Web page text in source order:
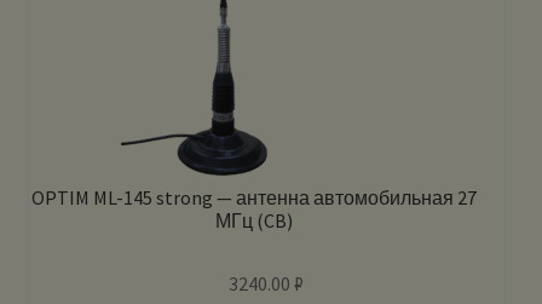
OPTIM ML-145 strong — антенна автомобильная 27
МГц (CB)
3240.00₽